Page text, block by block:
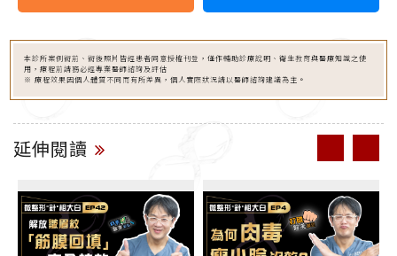
本診所案例術前、術後照片皆經患者同意授權刊登，僅作輔助診療說明、衛生教育與醫療知識之使
用，療程前請務必經專業醫師諮詢及評估
※ 療程效果因個人體質不同而有所差異，個人實際狀況請以醫師諮詢建議為主。
延伸閱讀